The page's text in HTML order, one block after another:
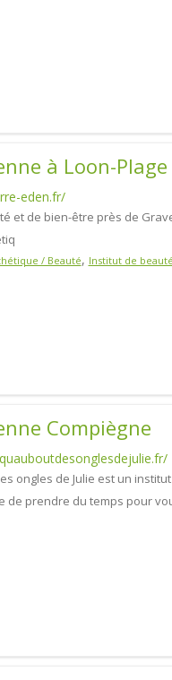
à Loon-Plage
eden.fr/
et de bien-être près de
/ Beauté, Institut de beauté
Compiègne
ongles de Julie est un
de prendre du temps pour